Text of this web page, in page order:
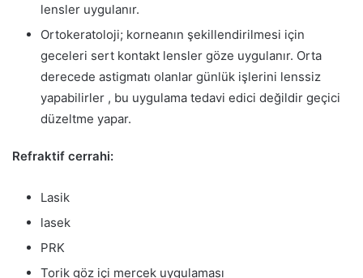
lensler uygulanır.
Ortokeratoloji; korneanın şekillendirilmesi için
geceleri sert kontakt lensler göze uygulanır. Orta
derecede astigmatı olanlar günlük işlerini lenssiz
yapabilirler , bu uygulama tedavi edici değildir geçici
düzeltme yapar.
Refraktif cerrahi:
Lasik
lasek
PRK
Torik göz içi mercek uygulaması